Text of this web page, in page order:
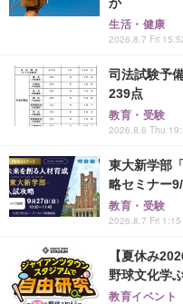
生活・健康
2026.8.7 Fri
司法試験予
239点
教育・受験
2026.8.6 Thu
東大新学部
略セミナー
教育・受験
2026.8.7 Fri 1:15
【夏休み
野球文化学
教育イベント